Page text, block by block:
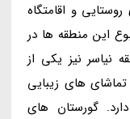
و اقامتگاه
این منطقه ها در
نیاسر نیز یکی از
های زیبایی
گورستان های